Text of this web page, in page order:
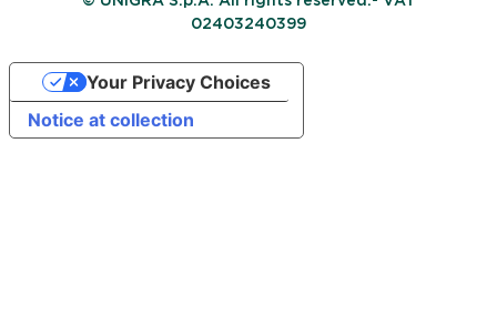
02403240399
Notice at collection
Your Privacy Choices